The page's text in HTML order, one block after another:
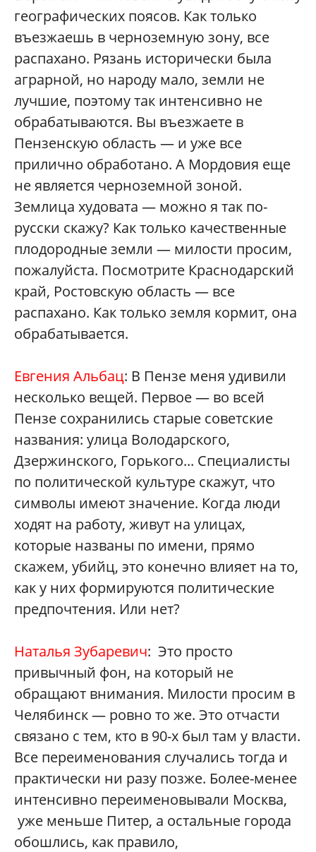
географических поясов. Как только
въезжаешь в черноземную зону, все
распахано. Рязань исторически была
аграрной, но народу мало, земли не
лучшие, поэтому так интенсивно не
обрабатываются. Вы въезжаете в
Пензенскую область — и уже все
прилично обработано. А Мордовия еще
не является черноземной зоной.
Землица худовата — можно я так по-
русски скажу? Как только качественные
плодородные земли — милости просим,
пожалуйста. Посмотрите Краснодарский
край, Ростовскую область — все
распахано. Как только земля кормит, она
обрабатывается.
Евгения Альбац: В Пензе меня удивили
несколько вещей. Первое — во всей
Пензе сохранились старые советские
названия: улица Володарского,
Дзержинского, Горького... Специалисты
по политической культуре скажут, что
символы имеют значение. Когда люди
ходят на работу, живут на улицах,
которые названы по имени, прямо
скажем, убийц, это конечно влияет на то,
как у них формируются политические
предпочтения. Или нет?
Наталья Зубаревич: Это просто
привычный фон, на который не
обращают внимания. Милости просим в
Челябинск — ровно то же. Это отчасти
связано с тем, кто в 90-х был там у власти.
Все переименования случались тогда и
практически ни разу позже. Более-менее
интенсивно переименовывали Москва,
уже меньше Питер, а остальные города
обошлись, как правило,